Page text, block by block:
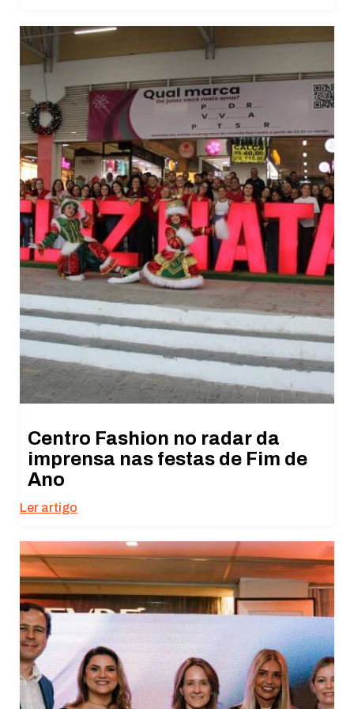
Centro Fashion no radar da
imprensa nas festas de Fim de
Ano
Ler artigo
Necessário
Esses cookies
não são
para o
funcionamento
do site.